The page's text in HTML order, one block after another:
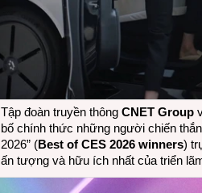
Tập đoàn truyền thông CNET Group
bố chính thức những người chiến
2026” (Best of CES 2026 winners)
ấn tượng và hữu ích nhất của triển